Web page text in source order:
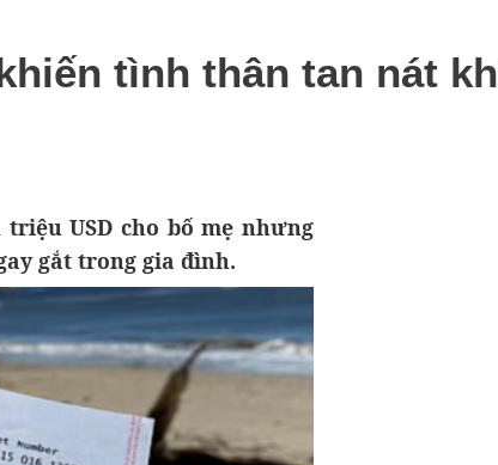
tình thân tan nát
USD cho bố mẹ nhưng
gắt trong gia đình.